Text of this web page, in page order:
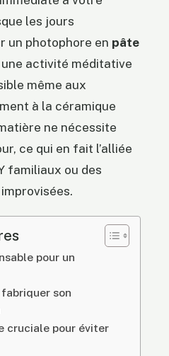
les jours
un photophore en pâte
activité méditative
même aux
à la céramique
ne nécessite
ce qui en fait l’alliée
familiaux ou des
pour un
son
cruciale pour éviter